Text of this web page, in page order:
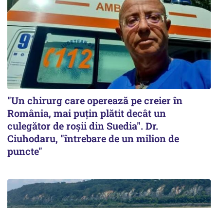
"Un chirurg care operează pe creier în
România, mai puțin plătit decât un
culegător de roșii din Suedia". Dr.
Ciuhodaru, "întrebare de un milion de
puncte"